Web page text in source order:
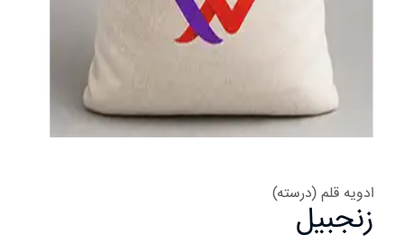
ادویه قلم (درسته)
زنجبیل